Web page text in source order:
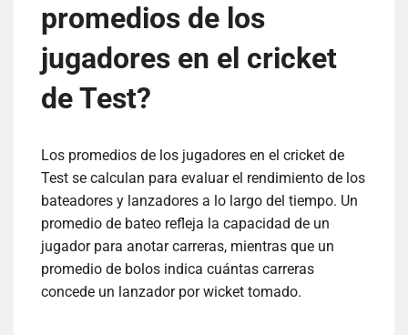
promedios de los
jugadores en el cricket
de Test?
Los promedios de los jugadores en el cricket de
Test se calculan para evaluar el rendimiento de los
bateadores y lanzadores a lo largo del tiempo. Un
promedio de bateo refleja la capacidad de un
jugador para anotar carreras, mientras que un
promedio de bolos indica cuántas carreras
concede un lanzador por wicket tomado.